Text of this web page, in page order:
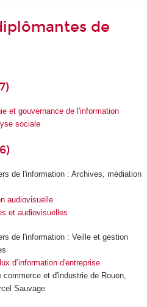
de
et gouvernance de l'information
sociale
de l'information : Archives, médiation
audiovisuelle
et audiovisuelles
de l'information : Veille et gestion
d’information d'entreprise
commerce et d'industrie de Rouen,
Sauvage